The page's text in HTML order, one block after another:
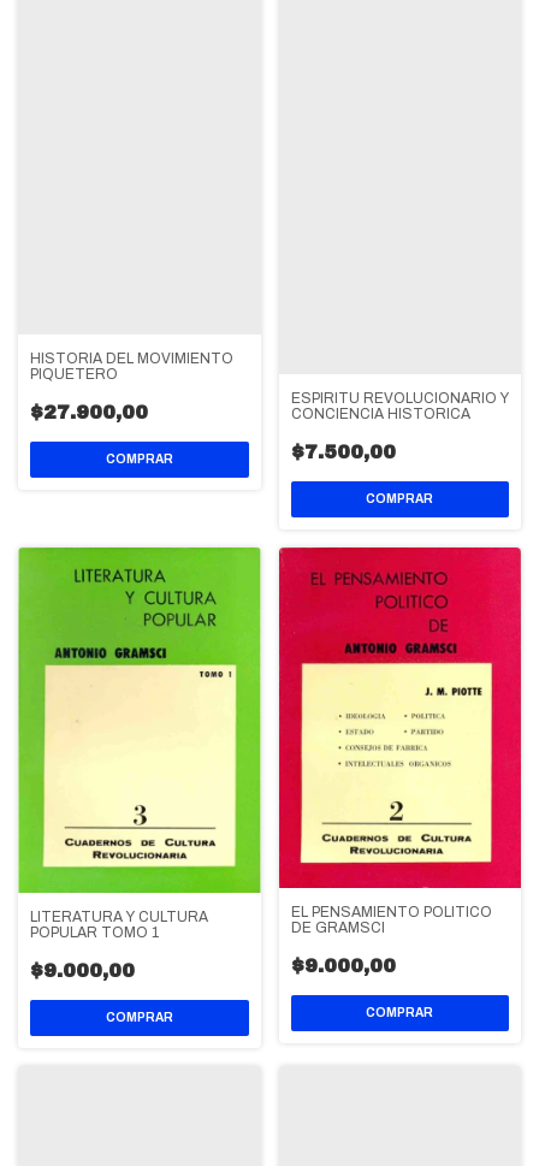
HISTORIA DEL MOVIMIENTO
PIQUETERO
$27.900,00
ESPIRITU REVOLUCIONARIO Y
CONCIENCIA HISTORICA
$7.500,00
LITERATURA Y CULTURA
POPULAR TOMO 1
$9.000,00
EL PENSAMIENTO POLITICO
DE GRAMSCI
$9.000,00